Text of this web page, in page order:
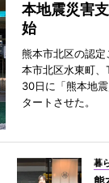
本地震災害
始
熊本市北区の認
本市北区水東町
30日に「熊本地
タートさせた。
暮